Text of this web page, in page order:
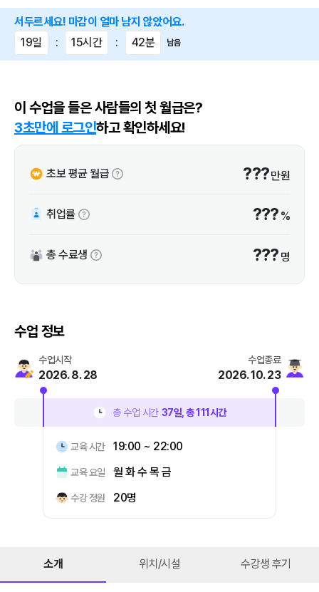
서두르세요! 마감이 얼마 남지 않았어요.
19일
: 15시간 : 42분 남음
이 수업을 들은 사람들의 첫 월급은?
3초만에 로그인하고 확인하세요!
초보 평균 월급 ???만원
취업률 ??? %
총 수료생 ??? 명
수업 정보
수업시작
2026. 8. 28
수업종료
2026. 10. 23
총 수업 시간 37일, 총111 시간
교육 시간 19:00 ~ 22:00
교육 요일 월 화 수 목 금
수강 정원 20명
소개 위치/시설 수강생 후기